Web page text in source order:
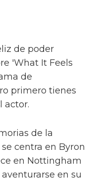
de poder
'What It Feels
de
primero tienes
actor.
de la
centra en Byron
en Nottingham
en su